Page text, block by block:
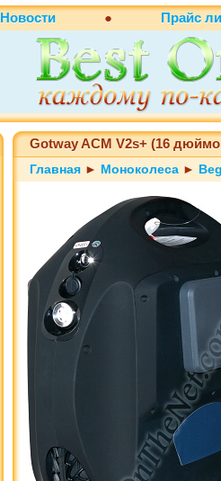
Новости ● Прайс
Gotway ACM V2s+ (16
Главная ► Моноколеса ►